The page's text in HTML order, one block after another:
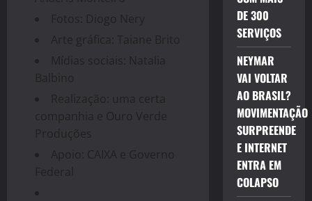
Fotos: Diogo Nery
Arte gráfica: Taiane Brito
Mídias sociais: Natalia
Balbino
Realização: uma certa
companhia e Ouro Verde
Produções
Apoio: CAIXA e Governo
Federal
DE 300
SERVIÇOS
NEYMAR
VAI VOLTAR
AO BRASIL?
MOVIMENTAÇÃO
SURPREENDE
E INTERNET
ENTRA EM
COLAPSO